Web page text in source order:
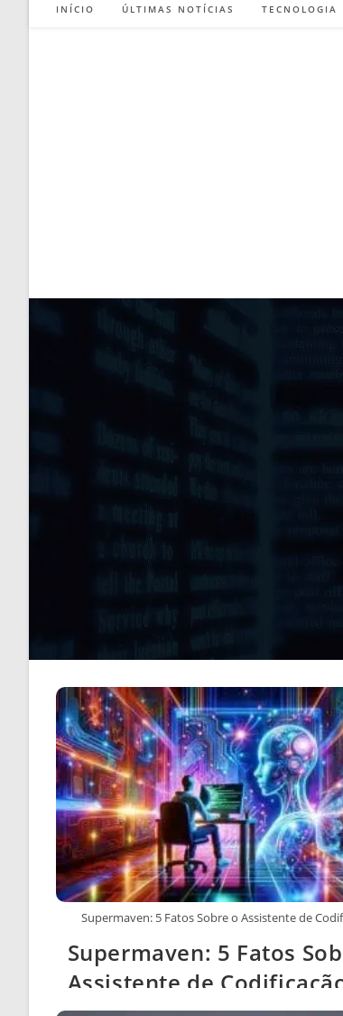
INÍCIO ÚLTIMAS NOTÍCIAS TECNOLOGIA
Supermaven: 5 Fatos Sobre o Assistente de
Supermaven: 5 Fatos
Assistente de